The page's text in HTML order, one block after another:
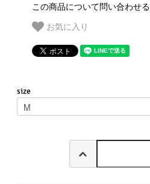
この商品について問い合わせる
お気に入り
size